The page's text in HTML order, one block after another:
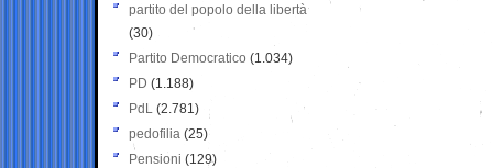
partito del popolo della libertà
(30)
Partito Democratico (1.034)
PD (1.188)
PdL (2.781)
pedofilia (25)
Pensioni (129)